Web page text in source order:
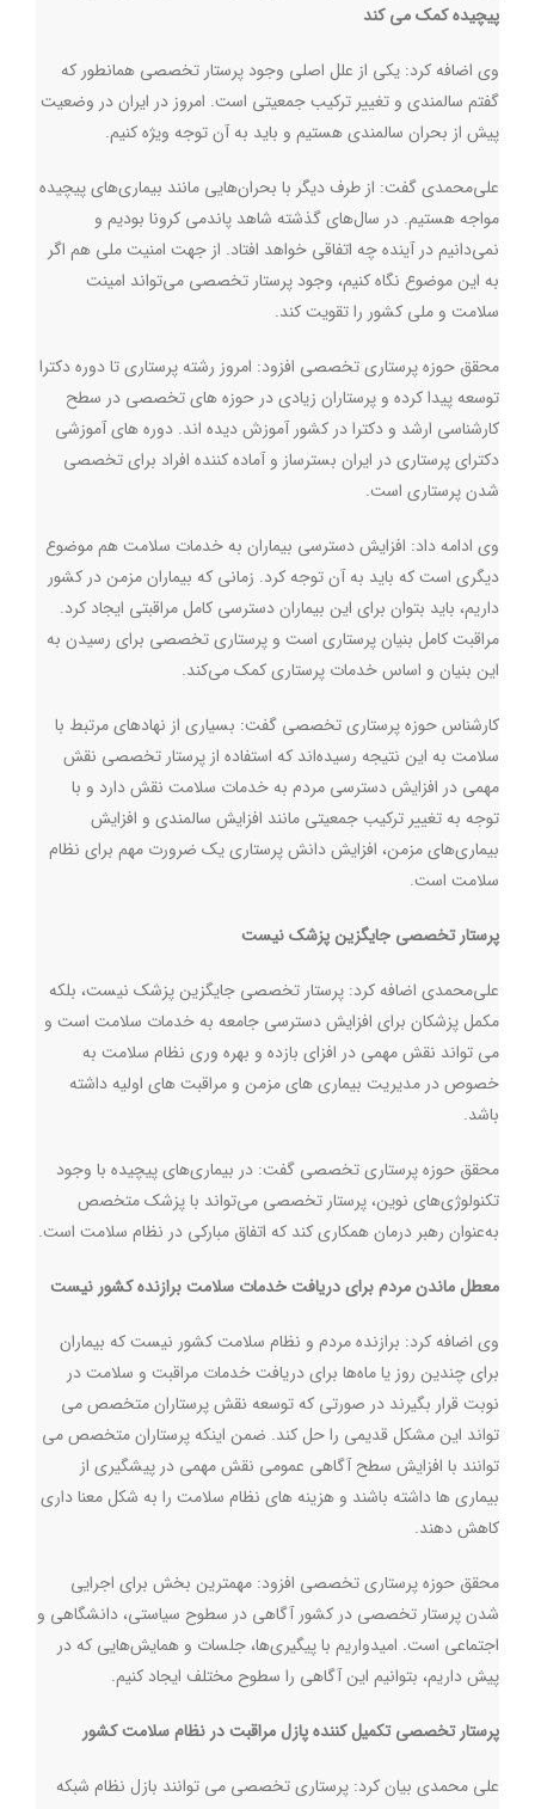
پیچیده کمک می کند
وی اضافه کرد: یکی از علل اصلی وجود پرستار تخصصی همانطور که
گفتم سالمندی و تغییر ترکیب جمعیتی است. امروز در ایران در وضعیت
پیش از بحران سالمندی هستیم و باید به آن توجه ویژه کنیم.
علی‌محمدی گفت: از طرف دیگر با بحران‌هایی مانند بیماری‌های پیچیده
مواجه هستیم. در سال‌های گذشته شاهد پاندمی کرونا بودیم و
نمی‌دانیم در آینده چه اتفاقی خواهد افتاد. از جهت امنیت ملی هم اگر
به این موضوع نگاه کنیم، وجود پرستار تخصصی می‌تواند امینت
سلامت و ملی کشور را تقویت کند.
محقق حوزه پرستاری تخصصی افزود: امروز رشته پرستاری تا دوره دکترا
توسعه پیدا کرده و پرستاران زیادی در حوزه های تخصصی در سطح
کارشناسی ارشد و دکترا در کشور آموزش دیده اند. دوره ‌های آموزشی
دکترای پرستاری در ایران بسترساز و آماده کننده افراد برای تخصصی
شدن پرستاری است.
وی ادامه داد:‌ افزایش دسترسی بیماران به خدمات سلامت هم موضوع
دیگری است که باید به آن توجه کرد. زمانی که بیماران مزمن در کشور
داریم، باید بتوان برای این بیماران دسترسی کامل مراقبتی ایجاد کرد.
مراقبت کامل بنیان پرستاری است و پرستاری تخصصی برای رسیدن به
این بنیان و اساس خدمات پرستاری کمک می‌کند.
کارشناس حوزه پرستاری تخصصی گفت: بسیاری از نهادهای مرتبط با
سلامت به این نتیجه رسیده‌اند که استفاده از پرستار تخصصی نقش
مهمی در افزایش دسترسی مردم به خدمات سلامت نقش دارد و با
توجه به تغییر ترکیب جمعیتی مانند افزایش سالمندی و افزایش
بیماری‌های مزمن، افزایش دانش پرستاری یک ضرورت مهم برای نظام
سلامت است.
پرستار تخصصی جایگزین پزشک نیست
علی‌محمدی اضافه کرد: پرستار تخصصی جایگزین پزشک نیست، بلکه
مکمل پزشکان برای افزایش دسترسی جامعه به خدمات سلامت است و
می تواند نقش مهمی در افزای بازده و بهره وری نظام سلامت به
خصوص در مدیریت بیماری های مزمن و مراقبت های اولیه داشته
باشد.
محقق حوزه پرستاری تخصصی گفت: در بیماری‌های پیچیده‌ با وجود
تکنولوژی‌های نوین، پرستار تخصصی می‌تواند با پزشک متخصص
به‌عنوان رهبر درمان همکاری کند که اتفاق مبارکی در نظام سلامت است.
معطل ماندن مردم برای دریافت خدمات سلامت برازنده کشور نیست
وی اضافه کرد: برازنده مردم و نظام سلامت کشور نیست که بیماران
برای چندین روز یا ماه‌ها برای دریافت خدمات مراقبت و سلامت در
نوبت قرار بگیرند در صورتی که توسعه نقش پرستاران متخصص می
تواند این مشکل قدیمی را حل کند. ضمن اینکه پرستاران متخصص می
توانند با افزایش سطح آگاهی عمومی نقش مهمی در پیشگیری از
بیماری ها داشته باشند و هزینه های نظام سلامت را به شکل معنا داری
کاهش دهند.
محقق حوزه پرستاری تخصصی افزود: مهمترین بخش برای اجرایی
شدن پرستار تخصصی در کشور آگاهی در سطوح سیاستی، دانشگاهی و
اجتماعی است. امیدواریم با پیگیری‌ها، جلسات و همایش‌هایی که در
پیش داریم، بتوانیم این آگاهی را سطوح مختلف ایجاد کنیم.
پرستار تخصصی تکمیل کننده پازل مراقبت در نظام سلامت کشور
علی محمدی بیان کرد: پرستاری تخصصی می توانند بازل نظام شبکه